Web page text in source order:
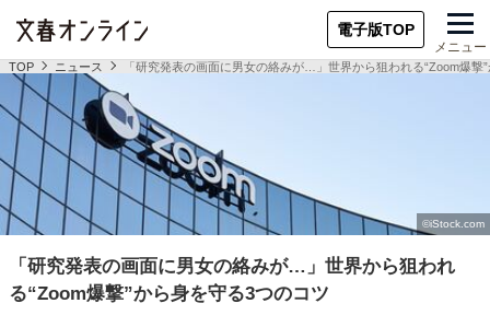
電子版TOP
メニュー
TOP ニュース 「研究発表の画面に男女の絡みが…」世界から狙われる“Zoom爆撃
「研究発表の画面に男女の絡みが…」世界から狙われ
る“Zoom爆撃”から身を守る3つのコツ